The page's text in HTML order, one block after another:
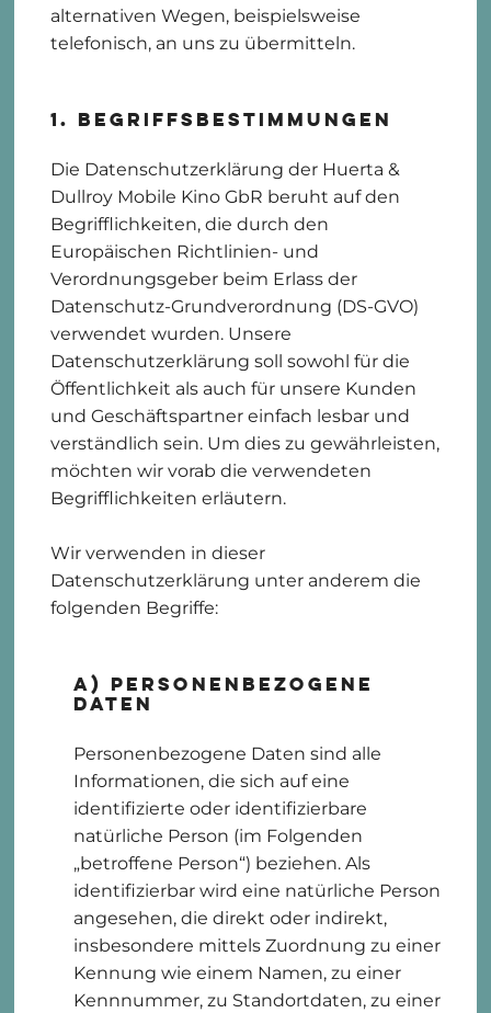
alternativen Wegen, beispielsweise
telefonisch, an uns zu übermitteln.
1. Begriffsbestimmungen
Die Datenschutzerklärung der Huerta &
Dullroy Mobile Kino GbR beruht auf den
Begrifflichkeiten, die durch den
Europäischen Richtlinien- und
Verordnungsgeber beim Erlass der
Datenschutz-Grundverordnung (DS-GVO)
verwendet wurden. Unsere
Datenschutzerklärung soll sowohl für die
Öffentlichkeit als auch für unsere Kunden
und Geschäftspartner einfach lesbar und
verständlich sein. Um dies zu gewährleisten,
möchten wir vorab die verwendeten
Begrifflichkeiten erläutern.
Wir verwenden in dieser
Datenschutzerklärung unter anderem die
folgenden Begriffe:
a) personenbezogene
Daten
Personenbezogene Daten sind alle
Informationen, die sich auf eine
identifizierte oder identifizierbare
natürliche Person (im Folgenden
„betroffene Person“) beziehen. Als
identifizierbar wird eine natürliche Person
angesehen, die direkt oder indirekt,
insbesondere mittels Zuordnung zu einer
Kennung wie einem Namen, zu einer
Kennnummer, zu Standortdaten, zu einer